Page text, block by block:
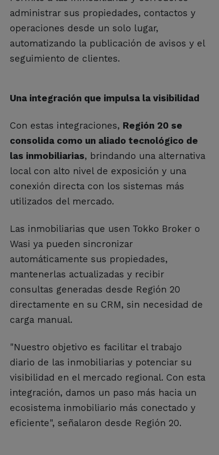
administrar sus propiedades, contactos y
operaciones desde un solo lugar,
automatizando la publicación de avisos y el
seguimiento de clientes.
Una integración que impulsa la visibilidad
Con estas integraciones, Región 20 se
consolida como un aliado tecnológico de
las inmobiliarias, brindando una alternativa
local con alto nivel de exposición y una
conexión directa con los sistemas más
utilizados del mercado.
Las inmobiliarias que usen Tokko Broker o
Wasi ya pueden sincronizar
automáticamente sus propiedades,
mantenerlas actualizadas y recibir
consultas generadas desde Región 20
directamente en su CRM, sin necesidad de
carga manual.
"Nuestro objetivo es facilitar el trabajo
diario de las inmobiliarias y potenciar su
visibilidad en el mercado regional. Con esta
integración, damos un paso más hacia un
ecosistema inmobiliario más conectado y
eficiente", señalaron desde Región 20.